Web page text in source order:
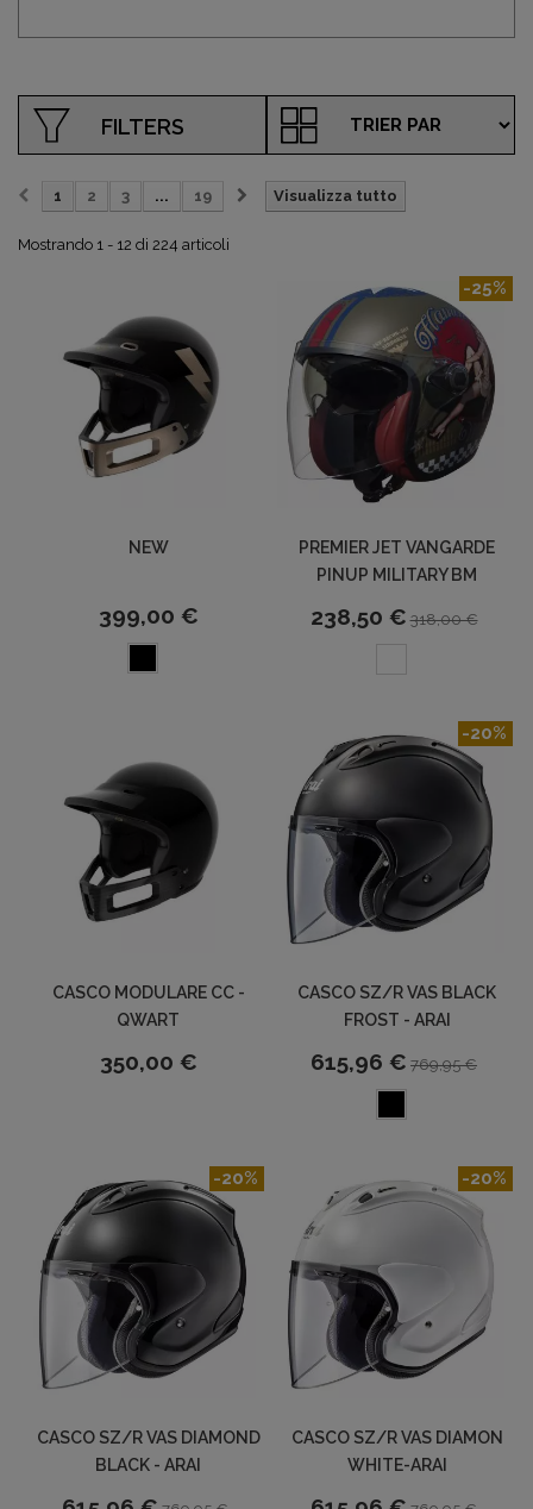
FILTERS
Visualizza tutto
1 2 3 ... 19
Mostrando 1 - 12 di 224 articoli
NEW
399,00 €
PREMIER JET VANGARDE
PINUP MILITARY BM
238,50 € 318,00 €
-25%
CASCO MODULARE CC -
QWART
350,00 €
CASCO SZ/R VAS BLACK
FROST - ARAI
615,96 € 769,95 €
-20%
CASCO SZ/R VAS DIAMOND
BLACK - ARAI
-20%
CASCO SZ/R VAS DIAMON
WHITE-ARAI
-20%